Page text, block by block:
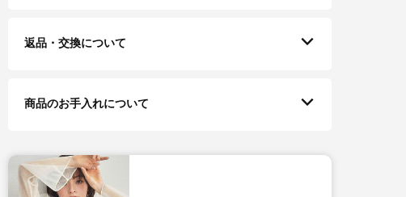
返品・交換について
商品のお手入れについて